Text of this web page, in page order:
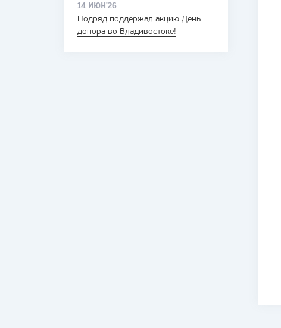
14 ИЮН'26
Подряд поддержал акцию День
донора во Владивостоке!